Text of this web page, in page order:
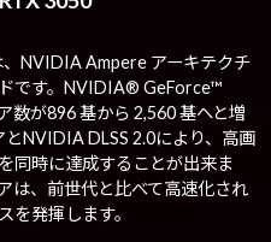
NVIDIA Ampere アーキテクチ
です。NVIDIA® GeForce™
数が896 基から 2,560 基へと増
NVIDIA DLSS 2.0により、高画
同時に達成することが出来ま
は、前世代と比べて高速化され
を発揮します。